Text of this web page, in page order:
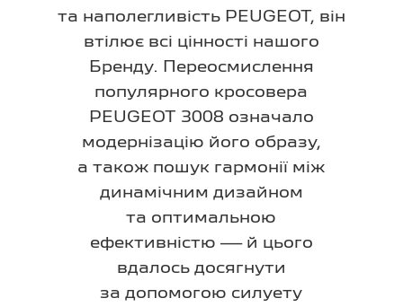
та наполегливість PEUGEOT, він
втілює всі цінності нашого
Бренду. Переосмислення
популярного кросовера
PEUGEOT 3008 означало
модернізацію його образу,
а також пошук гармонії між
динамічним дизайном
та оптимальною
ефективністю — й цього
вдалось досягнути
за допомогою силуету